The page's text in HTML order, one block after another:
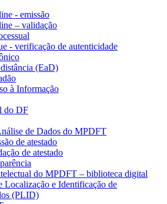
- emissão
– validação
- verificação de autenticidade
(EaD)
à Informação
do DF
de Dados do MPDFT
de atestado
de atestado
do MPDFT – biblioteca digital
Localização e Identificação de
(PLID)